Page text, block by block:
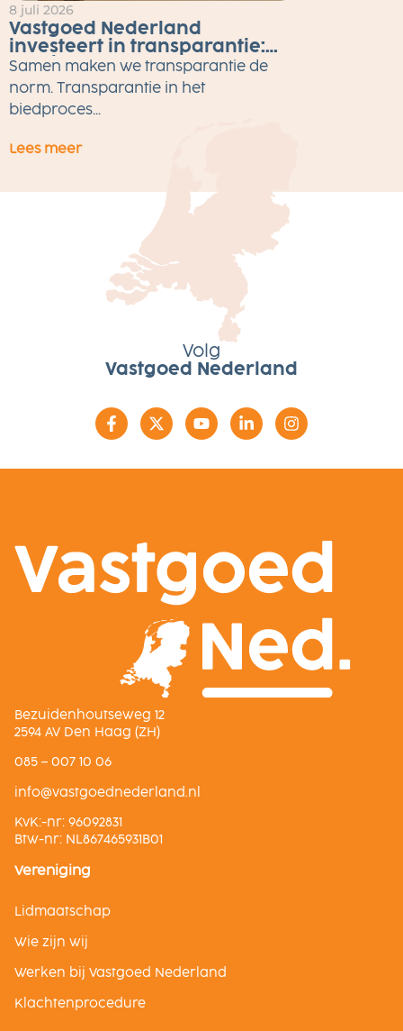
8 juli 2026
Vastgoed Nederland
investeert in transparantie:
Eerlijk Bieden tot eind 2026
gratis voor alle makelaars
Samen maken we transparantie de
norm. Transparantie in het
biedproces...
Lees meer
Volg
Vastgoed Nederland
Bezuidenhoutseweg 12
2594 AV Den Haag (ZH)
085 – 007 10 06
ln.dnalredendeogtsav@ofni
KvK:-nr: 96092831
Btw-nr: NL867465931B01
Vereniging
Lidmaatschap
Wie zijn wij
Werken bij Vastgoed Nederland
Klachtenprocedure